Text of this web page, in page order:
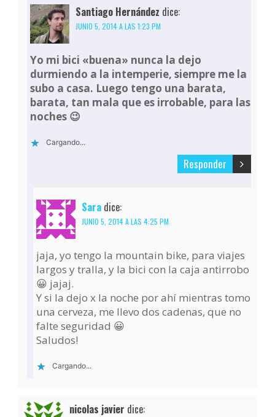
Santiago Hernández dice:
JUNIO 5, 2014 A LAS 1:23 PM
Yo mi bici «buena» nunca la dejo
durmiendo a la intemperie, siempre me la
subo a casa. Luego tengo una barata,
barata, tan mala que es irrobable, para las
noches 😉
Cargando...
Responder
Sara dice:
JUNIO 5, 2014 A LAS 4:25 PM
jaja, yo tengo la mountain bike, para viajes
largos y tralla, y la bici con la caja antirrobo
😀 jajaj.
Y si la dejo x la noche por ahí mientras tomo
una cerveza, me llevo dos cadenas, que no
falte seguridad 😀
Saludos!
Cargando...
nicolas javier dice: